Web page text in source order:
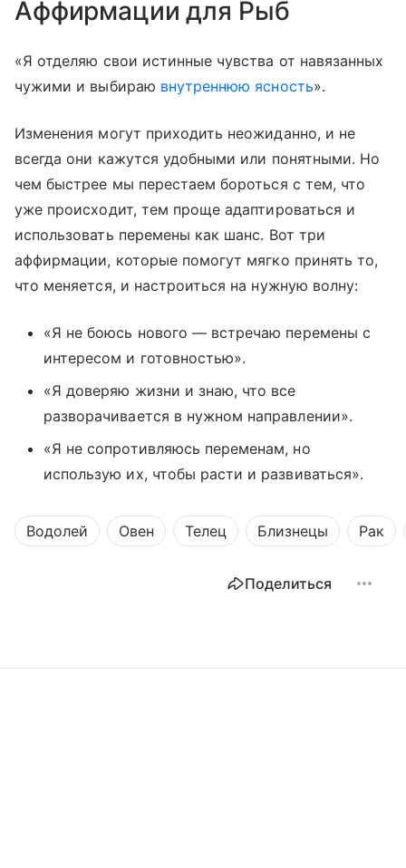
Аффирмации для Рыб
«Я отделяю свои истинные чувства от навязанных
чужими и выбираю внутреннюю ясность».
Изменения могут приходить неожиданно, и не
всегда они кажутся удобными или понятными. Но
чем быстрее мы перестаем бороться с тем, что
уже происходит, тем проще адаптироваться и
использовать перемены как шанс. Вот три
аффирмации, которые помогут мягко принять то,
что меняется, и настроиться на нужную волну:
«Я не боюсь нового — встречаю перемены с
интересом и готовностью».
«Я доверяю жизни и знаю, что все
разворачивается в нужном направлении».
«Я не сопротивляюсь переменам, но
использую их, чтобы расти и развиваться».
Водолей Овен Телец Близнецы Рак
Поделиться